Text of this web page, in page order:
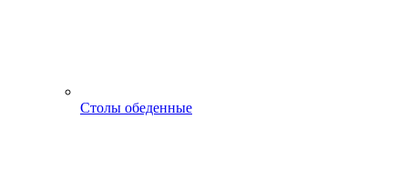
Столы обеденные